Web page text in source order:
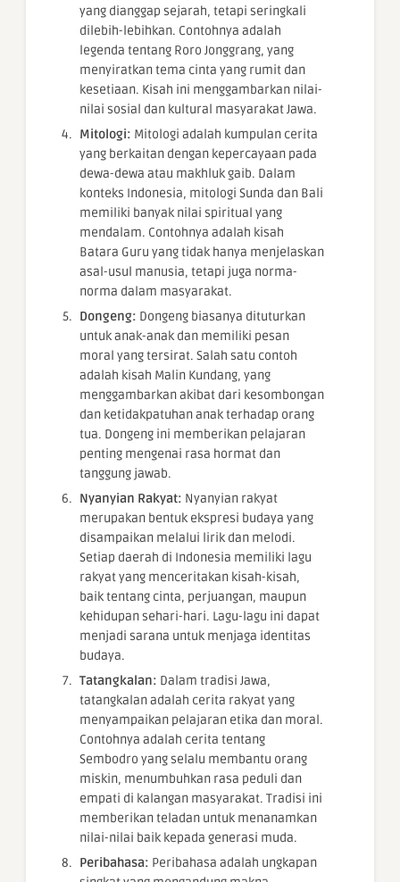
yang dianggap sejarah, tetapi seringkali
dilebih-lebihkan. Contohnya adalah
legenda tentang Roro Jonggrang, yang
menyiratkan tema cinta yang rumit dan
kesetiaan. Kisah ini menggambarkan nilai-
nilai sosial dan kultural masyarakat Jawa.
Mitologi: Mitologi adalah kumpulan cerita
yang berkaitan dengan kepercayaan pada
dewa-dewa atau makhluk gaib. Dalam
konteks Indonesia, mitologi Sunda dan Bali
memiliki banyak nilai spiritual yang
mendalam. Contohnya adalah kisah
Batara Guru yang tidak hanya menjelaskan
asal-usul manusia, tetapi juga norma-
norma dalam masyarakat.
Dongeng: Dongeng biasanya dituturkan
untuk anak-anak dan memiliki pesan
moral yang tersirat. Salah satu contoh
adalah kisah Malin Kundang, yang
menggambarkan akibat dari kesombongan
dan ketidakpatuhan anak terhadap orang
tua. Dongeng ini memberikan pelajaran
penting mengenai rasa hormat dan
tanggung jawab.
Nyanyian Rakyat: Nyanyian rakyat
merupakan bentuk ekspresi budaya yang
disampaikan melalui lirik dan melodi.
Setiap daerah di Indonesia memiliki lagu
rakyat yang menceritakan kisah-kisah,
baik tentang cinta, perjuangan, maupun
kehidupan sehari-hari. Lagu-lagu ini dapat
menjadi sarana untuk menjaga identitas
budaya.
Tatangkalan: Dalam tradisi Jawa,
tatangkalan adalah cerita rakyat yang
menyampaikan pelajaran etika dan moral.
Contohnya adalah cerita tentang
Sembodro yang selalu membantu orang
miskin, menumbuhkan rasa peduli dan
empati di kalangan masyarakat. Tradisi ini
memberikan teladan untuk menanamkan
nilai-nilai baik kepada generasi muda.
Peribahasa: Peribahasa adalah ungkapan